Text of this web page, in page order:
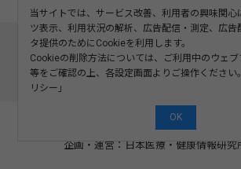
このサイトについて 利用規約
記事の二次利用について
プライバシーポリ
運営会社
©2008-2026 SOSHINSHA All Rights
企画・運営：日本医療・健康情報研究
当サイトでは、サービス改善、利用者の興味関心
ツ表示、利用状況の解析、広告配信・測定、広告
タ提供のためにCookieを利用します。
Cookieの削除方法については、ご利用中のウェ
等をご確認の上、各設定画面よりご操作ください
リシー 」
OK